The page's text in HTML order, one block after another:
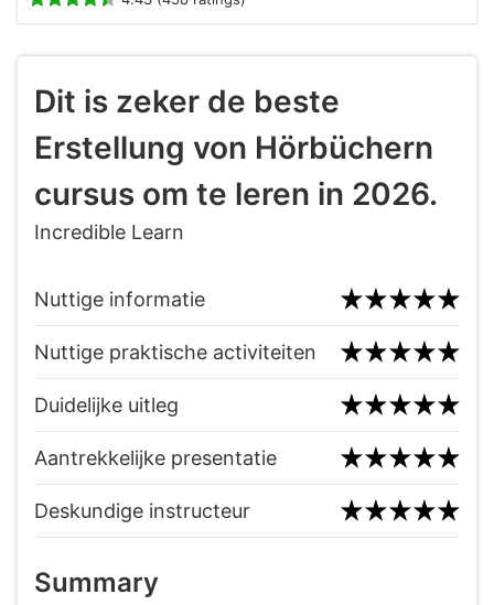
Dit is zeker de beste
Erstellung von Hörbüchern
cursus om te leren in 2026.
Incredible Learn
Nuttige informatie
Nuttige praktische activiteiten
Duidelijke uitleg
Aantrekkelijke presentatie
Deskundige instructeur
Summary